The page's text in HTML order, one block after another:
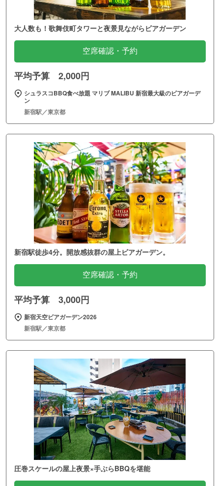
大人数も！歌舞伎町タワーと夜景見ながらビアガーデン
空席確認・予約
平均予算 2,000円
シュラスコBBQ食べ放題 マリブ MALIBU 新宿最大級のビアガーデ
ン
新宿駅／東京都
新宿駅徒歩4分。開放感抜群の屋上ビアガーデン。
空席確認・予約
平均予算 3,000円
新宿天空ビアガーデン2026
新宿駅／東京都
圧巻スケールの屋上夜景×手ぶらBBQを堪能